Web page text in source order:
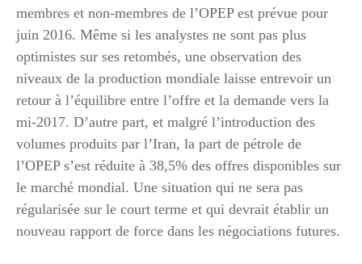
membres et non-membres de l’OPEP est prévue pour
juin 2016. Même si les analystes ne sont pas plus
optimistes sur ses retombés, une observation des
niveaux de la production mondiale laisse entrevoir un
retour à l’équilibre entre l’offre et la demande vers la
mi-2017. D’autre part, et malgré l’introduction des
volumes produits par l’Iran, la part de pétrole de
l’OPEP s’est réduite à 38,5% des offres disponibles sur
le marché mondial. Une situation qui ne sera pas
régularisée sur le court terme et qui devrait établir un
nouveau rapport de force dans les négociations futures.